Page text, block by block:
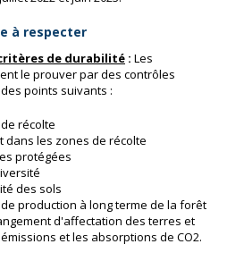
à respecter
de durabilité : Les
le prouver par des contrôles
points suivants :
récolte
dans les zones de récolte
protégées
des sols
production à long terme de la forêt
d'affectation des terres et
et les absorptions de CO2.